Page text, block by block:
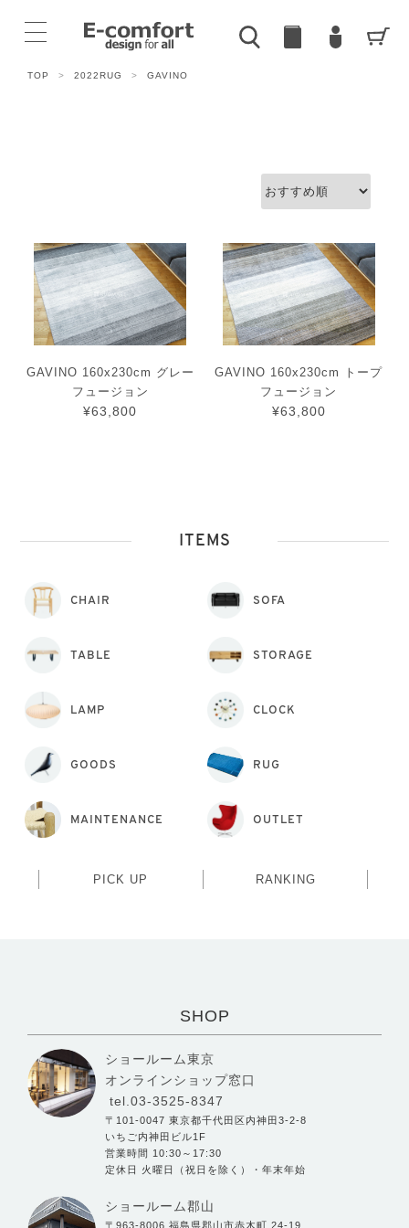
TOP > 2022RUG > GAVINO
GAVINO 160x230cm グレー
フュージョン
¥63,800
GAVINO 160x230cm トープ
フュージョン
¥63,800
ITEMS
CHAIR SOFA
TABLE STORAGE
LAMP CLOCK
GOODS RUG
MAINTENANCE OUTLET
PICK UP RANKING
SHOP
ショールーム東京
オンラインショップ窓口
tel.03-3525-8347
〒101-0047 東京都千代田区内神田3-2-8
いちご内神田ビル1F
営業時間 10:30～17:30
定休日 火曜日（祝日を除く）・年末年始
ショールーム郡山
〒963-8006 福島県郡山市赤木町 24-19